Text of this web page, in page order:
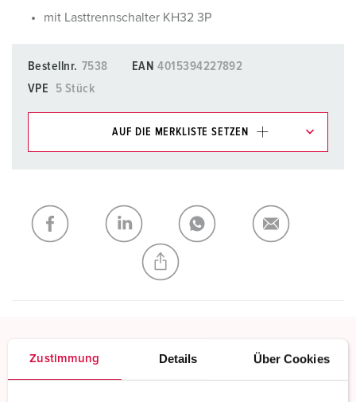
Zustimmung Details Über Cookies
mit Lasttrennschalter KH32 3P
Bestellnr. 7538 EAN 4015394227892
VPE
5 Stück
AUF DIE MERKLISTE SETZEN
Meine Liste (0) HINZUFÜGEN
NEUE LISTE ERSTELLEN
Schraubkontakt